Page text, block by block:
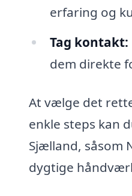
erfaring og
Tag kontakt:
dem direkte
At vælge det
enkle steps kan
Sjælland, såsom
dygtige